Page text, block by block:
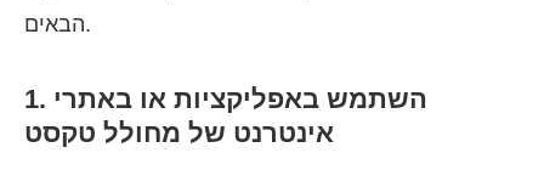
הבאים.
1. השתמש באפליקציות או באתרי
אינטרנט של מחולל טקסט